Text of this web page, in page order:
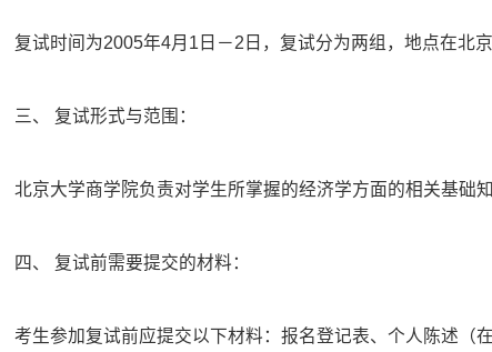
复试时间为2005年4月1日－2日，复试分为两组，地点在北
三、 复试形式与范围：
北京大学商学院负责对学生所掌握的经济学方面的相关基础
四、 复试前需要提交的材料：
考生参加复试前应提交以下材料：报名登记表、个人陈述（